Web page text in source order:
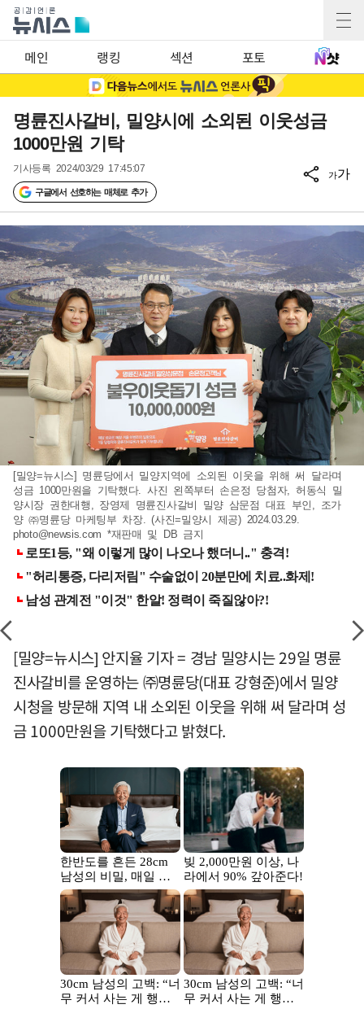
메인 랭킹 섹션 포토
명륜진사갈비, 밀양시에 소외된 이웃성금
1000만원 기탁
기사등록 2024/03/29 17:45:07
구글에서 선호하는 매체로 추가
가가
[밀양=뉴시스] 명륜당에서 밀양지역에 소외된 이웃을 위해 써 달라며
성금 1000만원을 기탁했다. 사진 왼쪽부터 손은정 당첨자, 허동식 밀
양시장 권한대행, 장영제 명륜진사갈비 밀양 삼문점 대표 부인, 조가
양 ㈜명륜당 마케팅부 차장. (사진=밀양시 제공) 2024.03.29.
photo@newsis.com *재판매 및 DB 금지
[밀양=뉴시스] 안지율 기자 = 경남 밀양시는 29일 명륜
진사갈비를 운영하는 ㈜명륜당(대표 강형준)에서 밀양
시청을 방문해 지역 내 소외된 이웃을 위해 써 달라며 성
금 1000만원을 기탁했다고 밝혔다.